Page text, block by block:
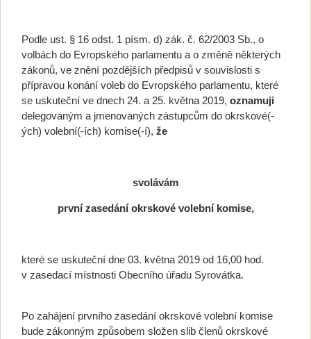
Podle ust. § 16 odst. 1 písm. d) zák. č. 62/2003 Sb., o
volbách do Evropského parlamentu a o změně některých
zákonů, ve znění pozdějších předpisů v souvislosti s
přípravou konání voleb do Evropského parlamentu, které
se uskuteční ve dnech 24. a 25. května 2019, oznamuji
delegovaným a jmenovaných zástupcům do okrskové(-
ých) volební(-ích) komise(-í), že
svolávám
první zasedání okrskové volební komise,
které se uskuteční dne 03. května 2019 od 16,00 hod.
v zasedací místnosti Obecního úřadu Syrovátka.
Po zahájení prvního zasedání okrskové volební komise
bude zákonným způsobem složen slib členů okrskové